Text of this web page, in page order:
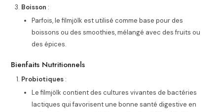
Boisson :
Parfois, le filmjölk est utilisé comme base pour des
boissons ou des smoothies, mélangé avec des fruits ou
des épices.
Bienfaits Nutritionnels
Probiotiques :
Le filmjölk contient des cultures vivantes de bactéries
lactiques qui favorisent une bonne santé digestive en